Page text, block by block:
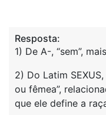
Resposta:
1) De A-, “sem”, mais
2) Do Latim
ou fêmea”,
que ele define a